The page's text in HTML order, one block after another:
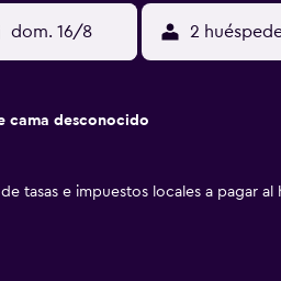
dom. 16/8 2
cama desconocido
tasas e impuestos locales a pagar